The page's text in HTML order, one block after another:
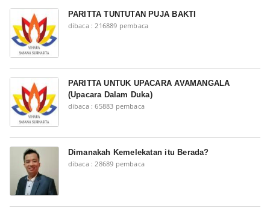
PARITTA TUNTUTAN PUJA BAKTI
dibaca : 216889 pembaca
PARITTA UNTUK UPACARA AVAMANGALA
(Upacara Dalam Duka)
dibaca : 65883 pembaca
Dimanakah Kemelekatan itu Berada?
dibaca : 28689 pembaca